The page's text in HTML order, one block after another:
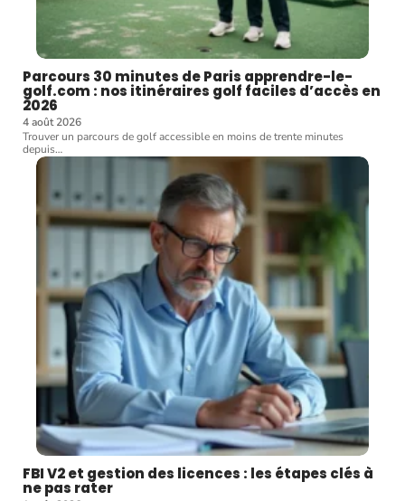
Parcours 30 minutes de Paris apprendre-le-
golf.com : nos itinéraires golf faciles d’accès en
2026
4 août 2026
Trouver un parcours de golf accessible en moins de trente minutes
depuis…
FBI V2 et gestion des licences : les étapes clés à
ne pas rater